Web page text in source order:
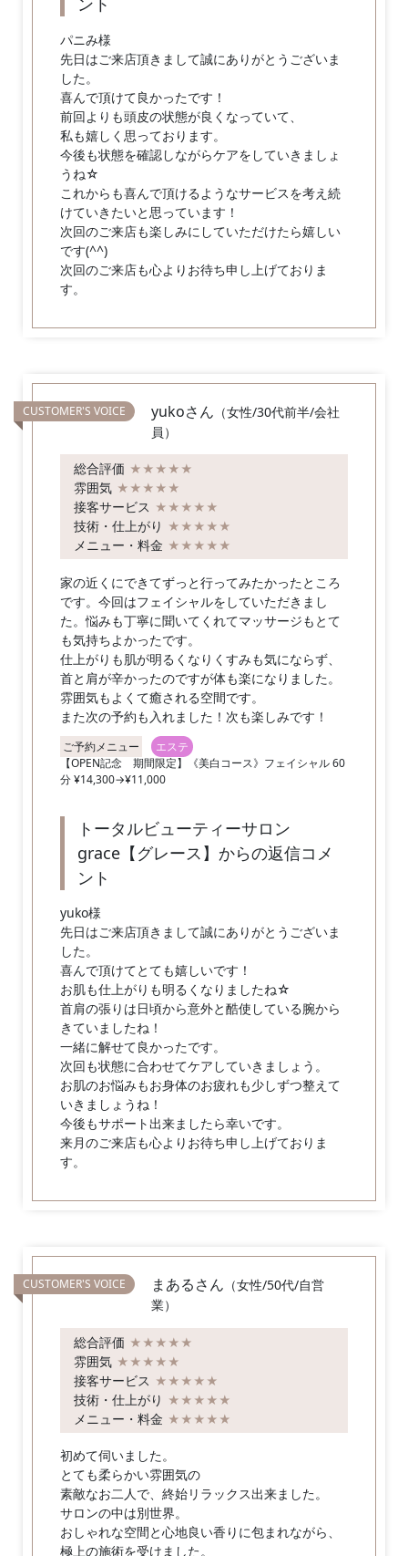
パニみ様
先日はご来店頂きまして誠にありがとうございま
した。
喜んで頂けて良かったです！
前回よりも頭皮の状態が良くなっていて、
私も嬉しく思っております。
今後も状態を確認しながらケアをしていきましょ
うね☆
これからも喜んで頂けるようなサービスを考え続
けていきたいと思っています！
次回のご来店も楽しみにしていただけたら嬉しい
です(^^)
次回のご来店も心よりお待ち申し上げておりま
す。
yukoさん （女性/30代前半/会社
員）
総合評価 ★★★★★
雰囲気 ★★★★★
接客サービス ★★★★★
技術・仕上がり ★★★★★
メニュー・料金 ★★★★★
家の近くにできてずっと行ってみたかったところ
です。今回はフェイシャルをしていただきまし
た。悩みも丁寧に聞いてくれてマッサージもとて
も気持ちよかったです。
仕上がりも肌が明るくなりくすみも気にならず、
首と肩が辛かったのですが体も楽になりました。
雰囲気もよくて癒される空間です。
また次の予約も入れました！次も楽しみです！
ご予約メニュー
エステ
【OPEN記念 期間限定】《美白コース》フェイシャル 60
分 ¥14,300→¥11,000
トータルビューティーサロン
grace【グレース】からの返信コメ
ント
yuko様
先日はご来店頂きまして誠にありがとうございま
した。
喜んで頂けてとても嬉しいです！
お肌も仕上がりも明るくなりましたね☆
首肩の張りは日頃から意外と酷使している腕から
きていましたね！
一緒に解せて良かったです。
次回も状態に合わせてケアしていきましょう。
お肌のお悩みもお身体のお疲れも少しずつ整えて
いきましょうね！
今後もサポート出来ましたら幸いです。
来月のご来店も心よりお待ち申し上げておりま
す。
まあるさん （女性/50代/自営
業）
総合評価 ★★★★★
雰囲気 ★★★★★
接客サービス ★★★★★
技術・仕上がり ★★★★★
メニュー・料金 ★★★★★
初めて伺いました。
とても柔らかい雰囲気の
素敵なお二人で、終始リラックス出来ました。
サロンの中は別世界。
おしゃれな空間と心地良い香りに包まれながら、
極上の施術を受けました。